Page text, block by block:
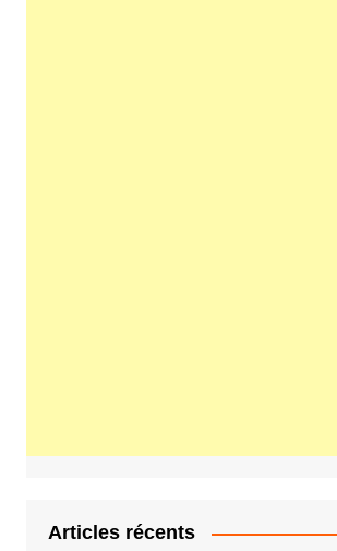
Articles récents